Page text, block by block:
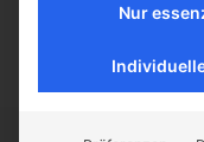
Inhalte von
manuelle
Nur